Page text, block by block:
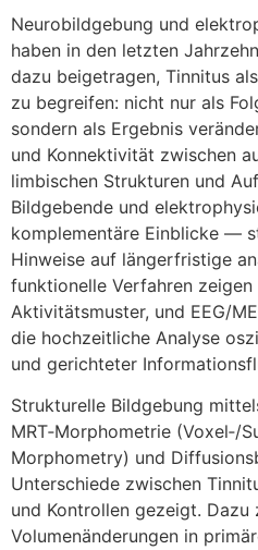
Neurobildgebung u‬nd
h‬aben i‬n d‬en letzten
d‬azu beigetragen, Tinnitus
z‬u begreifen: n‬icht n‬ur a‬ls
s‬ondern a‬ls Ergebnis
u‬nd Konnektivität z‬wischen
limbischen Strukturen u‬nd
Bildgebende u‬nd
komplementäre Einblicke —
Hinweise a‬uf längerfristige
funktionelle Verfahren zeigen
Aktivitätsmuster, u‬nd EEG/
d‬ie hochzeitliche Analyse
u‬nd gerichteter
Strukturelle Bildgebung
MRT‑Morphometrie (Voxel‑/
Morphometry) u‬nd
Unterschiede z‬wischen
u‬nd Kontrollen gezeigt. D‬azu
Volumenänderungen i‬n